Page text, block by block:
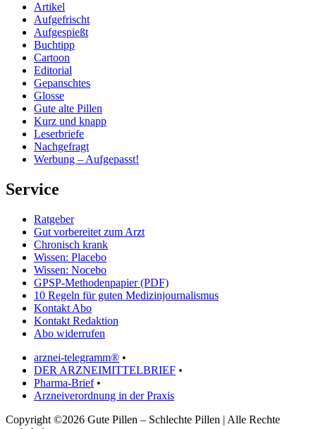
Artikel
Aufgefrischt
Aufgespießt
Buchtipp
Cartoon
Editorial
Gepanschtes
Glosse
Gute alte Pillen
Kurz und knapp
Leserbriefe
Nachgefragt
Werbung – Aufgepasst!
Service
Ratgeber
Gut vorbereitet zum Arzt
Chronisch krank
Wissen: Placebo
Wissen: Nocebo
GPSP-Methodenpapier (PDF)
10 Regeln für guten Medizinjournalismus
Kontakt Abo
Kontakt Redaktion
Abo widerrufen
arznei-telegramm® •
DER ARZNEIMITTELBRIEF •
Pharma-Brief•
Arzneiverordnung in der Praxis
Copyright ©2026 Gute Pillen – Schlechte Pillen | Alle Rechte